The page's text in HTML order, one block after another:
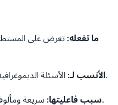
ما تفعله: تعرض على
الأنسب لـ:الأسئلة الديموغرافية، ترتيب التفضيلات، جمع البيانات الفئوية.
سبب فاعليتها:سريعة ومألوفة وتنتج بيانات نظيفة قابلة للقياس الكمي.